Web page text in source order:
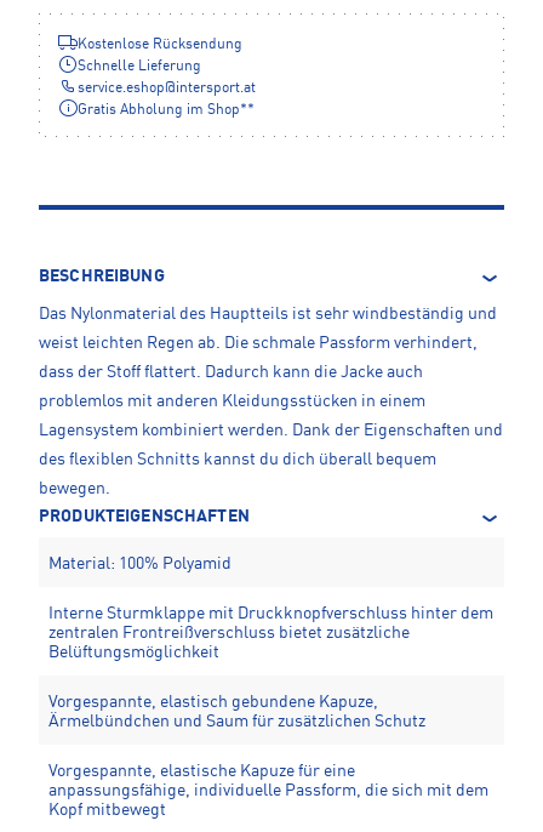
Kostenlose Rücksendung
Schnelle Lieferung
service.eshop@intersport.at
Gratis Abholung im Shop**
BESCHREIBUNG
Das Nylonmaterial des Hauptteils ist sehr windbeständig und
weist leichten Regen ab. Die schmale Passform verhindert,
dass der Stoff flattert. Dadurch kann die Jacke auch
problemlos mit anderen Kleidungsstücken in einem
Lagensystem kombiniert werden. Dank der Eigenschaften und
des flexiblen Schnitts kannst du dich überall bequem
bewegen.
PRODUKTEIGENSCHAFTEN
Material: 100% Polyamid
Interne Sturmklappe mit Druckknopfverschluss hinter dem
zentralen Frontreißverschluss bietet zusätzliche
Belüftungsmöglichkeit
Vorgespannte, elastisch gebundene Kapuze,
Ärmelbündchen und Saum für zusätzlichen Schutz
Vorgespannte, elastische Kapuze für eine
anpassungsfähige, individuelle Passform, die sich mit dem
Kopf mitbewegt